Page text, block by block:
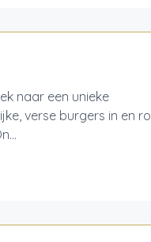
naar een unieke
verse burgers in en